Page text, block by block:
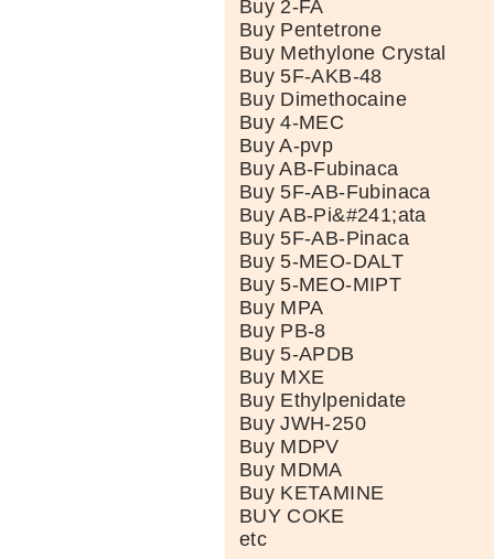
Buy 2-FA
Buy Pentetrone
Buy Methylone Crystal
Buy 5F-AKB-48
Buy Dimethocaine
Buy 4-MEC
Buy A-pvp
Buy AB-Fubinaca
Buy 5F-AB-Fubinaca
Buy AB-Pi&#241;ata
Buy 5F-AB-Pinaca
Buy 5-MEO-DALT
Buy 5-MEO-MIPT
Buy MPA
Buy PB-8
Buy 5-APDB
Buy MXE
Buy Ethylpenidate
Buy JWH-250
Buy MDPV
Buy MDMA
Buy KETAMINE
BUY COKE
etc